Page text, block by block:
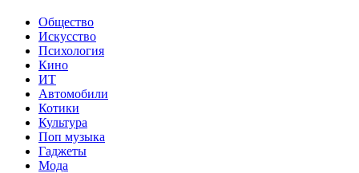
Общество
Искусство
Психология
Кино
ИТ
Автомобили
Котики
Культура
Поп музыка
Гаджеты
Мода